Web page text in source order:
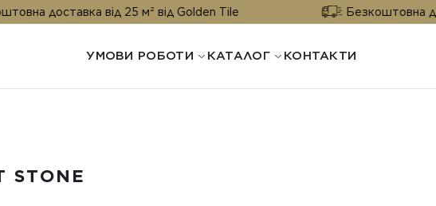
від 25 м² від Golden Tile Безкоштовна доставка
УМОВИ РОБОТИ КАТАЛОГ КОНТАКТИ